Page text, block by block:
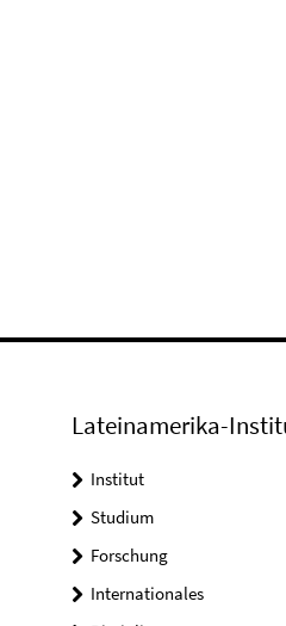
Lateinamerika-
Institut
Studium
Forschung
Internationales